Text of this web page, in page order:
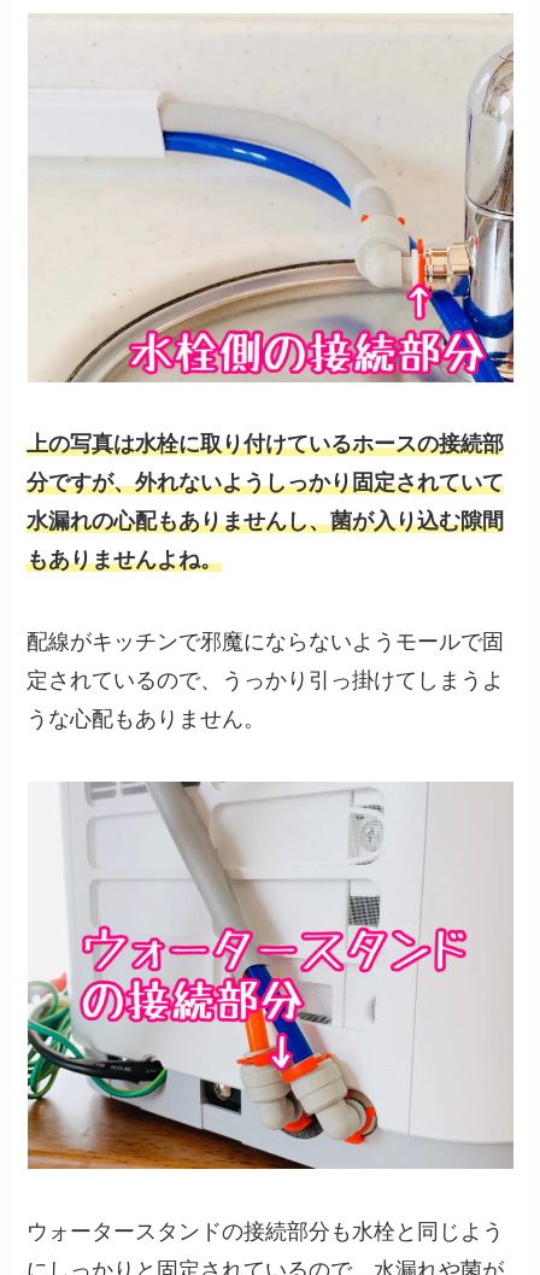
上の写真は水栓に取り付けているホースの接続部
分ですが、外れないようしっかり固定されていて
水漏れの心配もありませんし、菌が入り込む隙間
もありませんよね。
配線がキッチンで邪魔にならないようモールで固
定されているので、うっかり引っ掛けてしまうよ
うな心配もありません。
ウォータースタンドの接続部分も水栓と同じよう
にしっかりと固定されているので、水漏れや菌が